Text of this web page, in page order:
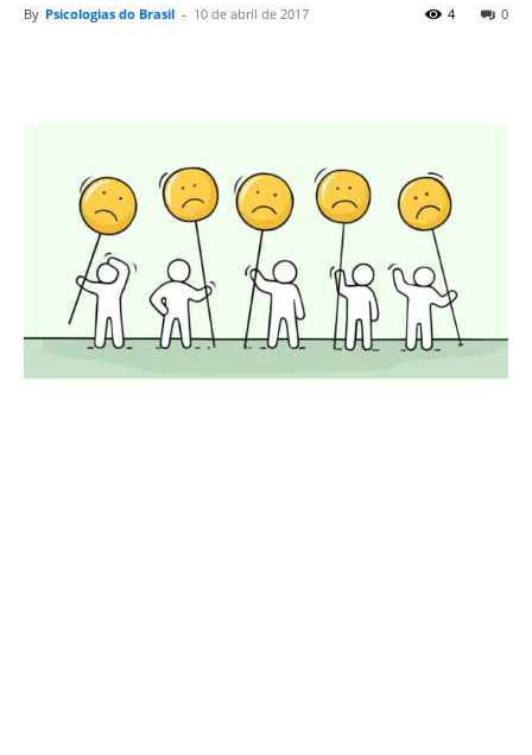
By Psicologias do Brasil - 10 de abril de 2017 0
4